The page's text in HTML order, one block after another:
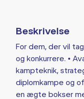
Beskrivelse
For dem, der vil
og konkurrere. •
kampteknik,
diplomkampe og
en ægte bokser